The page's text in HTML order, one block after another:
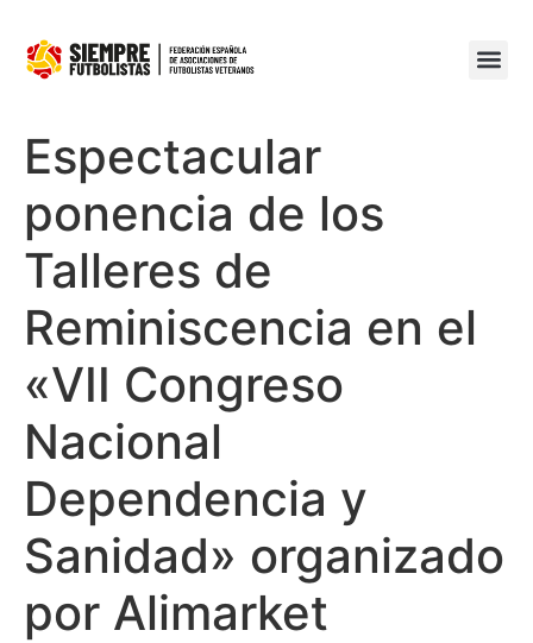
Espectacular
ponencia de los
Talleres de
Reminiscencia en el
«VII Congreso
Nacional
Dependencia y
Sanidad» organizado
por Alimarket